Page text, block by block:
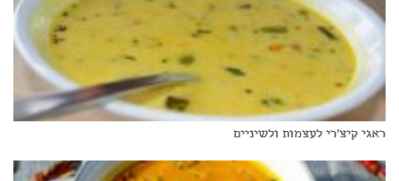
ראגי קיצ'רי לעצמות ולשיניים